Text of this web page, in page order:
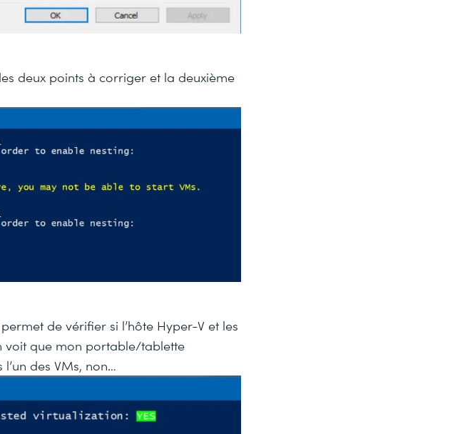
deux points à corriger et la deuxième
de vérifier si l’hôte Hyper-V et les
voit que mon portable/tablette
des VMs, non…